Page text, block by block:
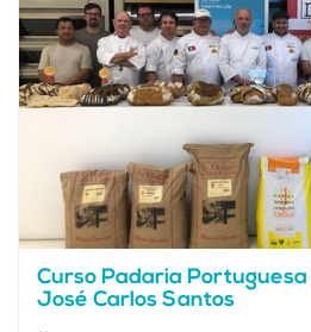
Curso Padaria Portuguesa
José Carlos Santos